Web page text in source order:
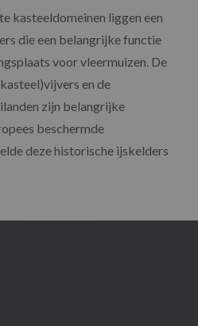
kasteeldomeinen liggen een
die een belangrijke functie
voor vleermuizen. De
en de
zijn belangrijke
beschermde
deze historische ijskelders